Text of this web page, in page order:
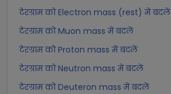
टेरग्राम को Electron mass (rest) में बदलें
टेरग्राम को Muon mass में बदलें
टेरग्राम को Proton mass में बदलें
टेरग्राम को Neutron mass में बदलें
टेरग्राम को Deuteron mass में बदलें